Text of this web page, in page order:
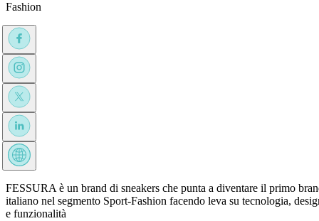
Fashion
FESSURA è un brand di sneakers che punta a diventare il primo
italiano nel segmento Sport-Fashion facendo leva su tecnologia,
e funzionalità